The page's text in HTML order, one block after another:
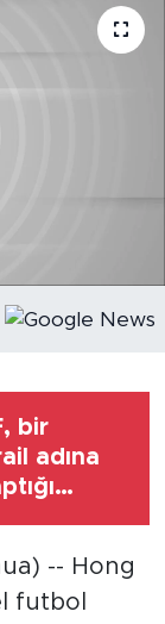
bir
adına
-- Hong
futbol